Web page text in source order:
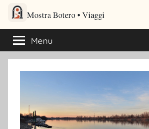
Salta
contenuto
Mostra Botero –
Viaggi culturali e itinerari turistici per gli
Menu